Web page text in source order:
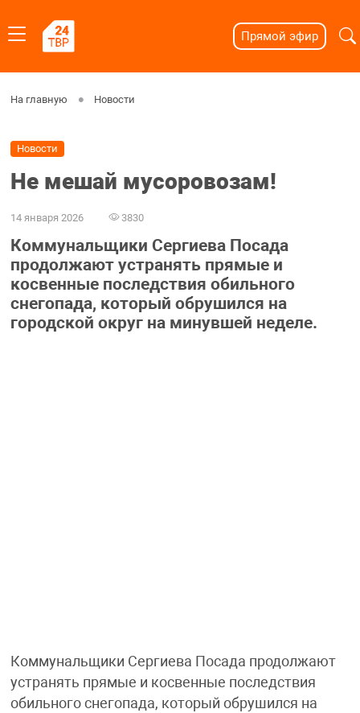
Прямой эфир
На главную Новости
Новости
Не мешай мусоровозам!
14 января 2026 3830
Коммунальщики Сергиева Посада
продолжают устранять прямые и
косвенные последствия обильного
снегопада, который обрушился на
городской округ на минувшей неделе.
Коммунальщики Сергиева Посада продолжают
устранять прямые и косвенные последствия
обильного снегопада, который обрушился на